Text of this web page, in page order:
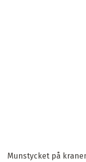
Munstycket på